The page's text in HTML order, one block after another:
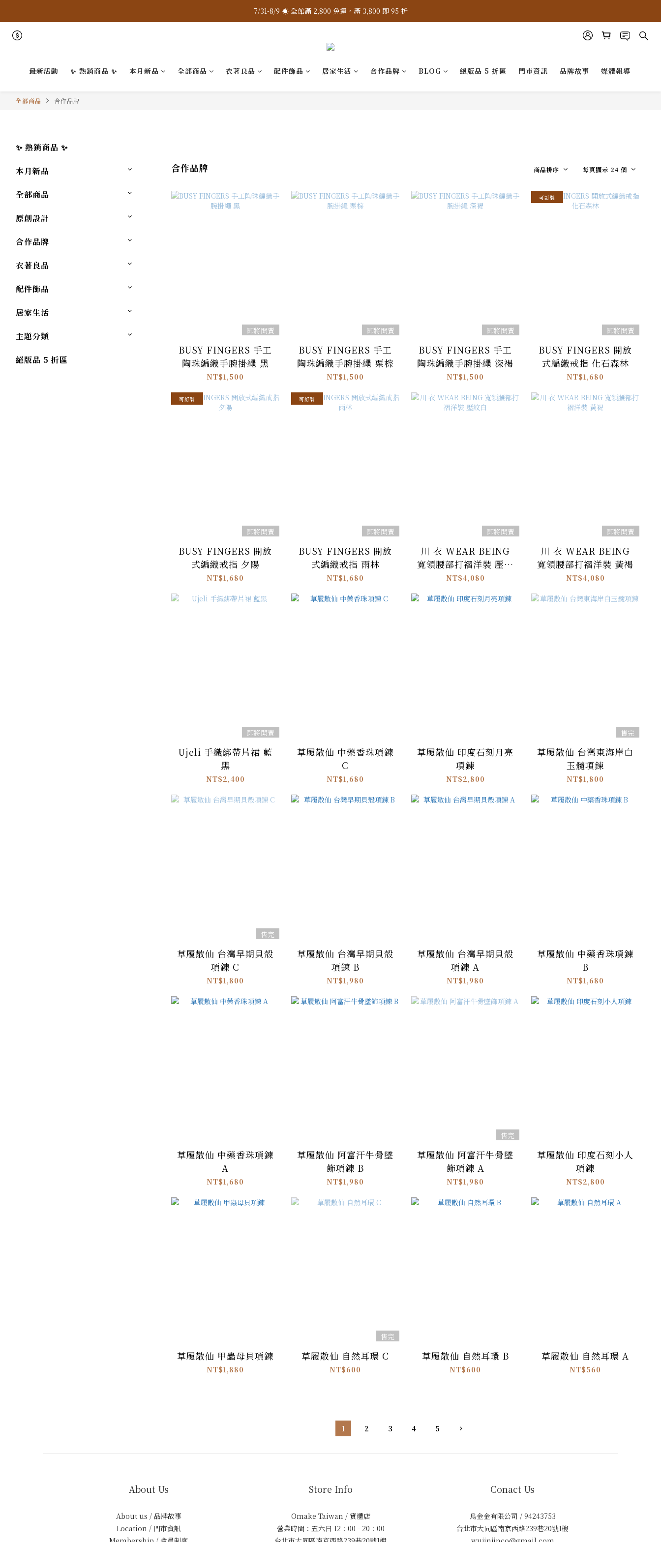
7/31-8/9 ☀️ 全館滿 2,800 免運，滿 3,800 即 95 折
7/31-8/9 ☀️ 全館滿 2,800 免運，滿 3,800 即 95 折
7/31-8/9 ☀️ 全館滿 2,800 免運，滿 3,800 即 95 折
最新活動 ✨ 熱銷商品 ✨ 本月新品 全部商品 衣著良品 配件飾品 居家生活 合作品牌 BLOG 絕版品 5 折區 門市資訊 品牌故事 媒體報導
全部商品 合作品牌
✨ 熱銷商品 ✨
本月新品
全部商品
原創設計
合作品牌
衣著良品
配件飾品
居家生活
主題分類
絕版品 5 折區
合作品牌 商品排序 每頁顯示 24 個
即將開賣
BUSY FINGERS 手工
陶珠編織手腕掛繩 黑
NT$1,500
即將開賣
BUSY FINGERS 手工
陶珠編織手腕掛繩 栗棕
NT$1,500
即將開賣
BUSY FINGERS 手工
陶珠編織手腕掛繩 深褐
NT$1,500
可訂製
即將開賣
BUSY FINGERS 開放
式編織戒指 化石森林
NT$1,680
可訂製
即將開賣
BUSY FINGERS 開放
式編織戒指 夕陽
NT$1,680
可訂製
即將開賣
BUSY FINGERS 開放
式編織戒指 雨林
NT$1,680
即將開賣
川 衣 WEAR BEING
寬領腰部打褶洋裝 壓紋
白
NT$4,080
即將開賣
川 衣 WEAR BEING
寬領腰部打褶洋裝 黃褐
NT$4,080
即將開賣
Ujeli 手織綁帶片裙 藍
黑
NT$2,400
草履散仙 中藥香珠項鍊
C
NT$1,680
草履散仙 印度石刻月亮
項鍊
NT$2,800
售完
草履散仙 台灣東海岸白
玉髓項鍊
NT$1,800
售完
草履散仙 台灣早期貝殼
項鍊 C
NT$1,800
草履散仙 台灣早期貝殼
項鍊 B
NT$1,980
草履散仙 台灣早期貝殼
項鍊 A
NT$1,980
草履散仙 中藥香珠項鍊
B
NT$1,680
草履散仙 中藥香珠項鍊
A
NT$1,680
草履散仙 阿富汗牛骨墜
飾項鍊 B
NT$1,980
售完
草履散仙 阿富汗牛骨墜
飾項鍊 A
NT$1,980
草履散仙 印度石刻小人
項鍊
NT$2,800
草履散仙 甲蟲母貝項鍊
NT$1,880
售完
草履散仙 自然耳環 C
NT$600
草履散仙 自然耳環 B
NT$600
草履散仙 自然耳環 A
NT$560
1 2 3 4 5
About Us
About us / 品牌故事
Location / 門市資訊
Store Info
Omake Taiwan / 實體店
營業時間：五六日 12：00 - 20：00
Conact Us
烏金金有限公司 / 94243753
台北市大同區南京西路239巷20號1樓